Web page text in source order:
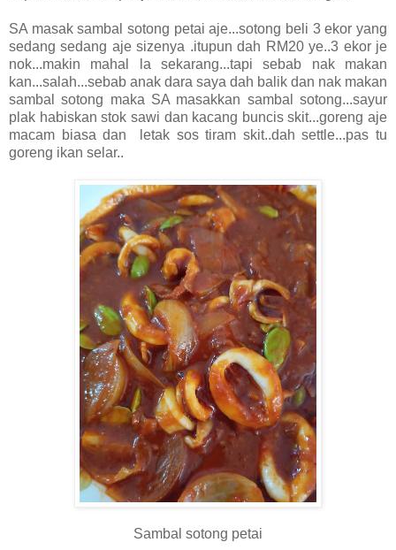
SA masak sambal sotong petai aje...sotong beli 3 ekor yang
sedang sedang aje sizenya .itupun dah RM20 ye..3 ekor je
nok...makin mahal la sekarang...tapi sebab nak makan
kan...salah...sebab anak dara saya dah balik dan nak makan
sambal sotong maka SA masakkan sambal sotong...sayur
plak habiskan stok sawi dan kacang buncis skit...goreng aje
macam biasa dan letak sos tiram skit..dah settle...pas tu
goreng ikan selar..
Sambal sotong petai